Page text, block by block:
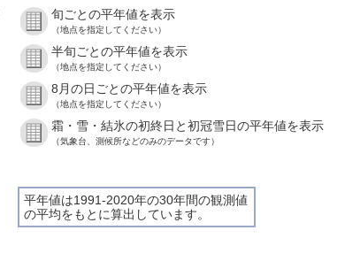
旬ごとの平年値を表示
（地点を指定してください）
半旬ごとの平年値を表示
（地点を指定してください）
8月の日ごとの平年値を表示
（地点を指定してください）
霜・雪・結氷の初終日と初冠雪日の平年値を表示
（気象台、測候所などのみのデータです）
平年値は1991-2020年の30年間の観測値
の平均をもとに算出しています。